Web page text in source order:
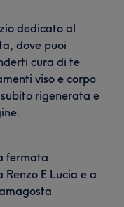
dedicato al
dove puoi
cura di te
viso e corpo
rigenerata e
fermata
E Lucia e a